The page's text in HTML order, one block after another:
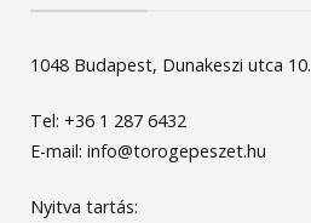
1048 Budapest, Dunakeszi utca 10.
Tel: +36 1 287 6432
E-mail: info@torogepeszet.hu
Nyitva tartás: